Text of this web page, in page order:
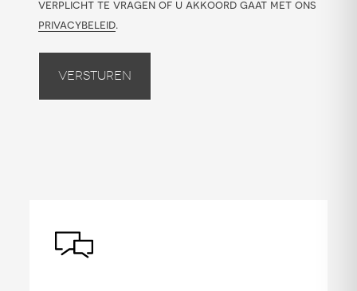
verplicht te vragen of u akkoord gaat met ons
privacybeleid.
Versturen